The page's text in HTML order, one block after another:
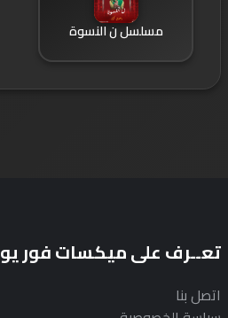
مسلسل ن النسوة
تعــرف على ميكسات فور يو
اتصل بنا